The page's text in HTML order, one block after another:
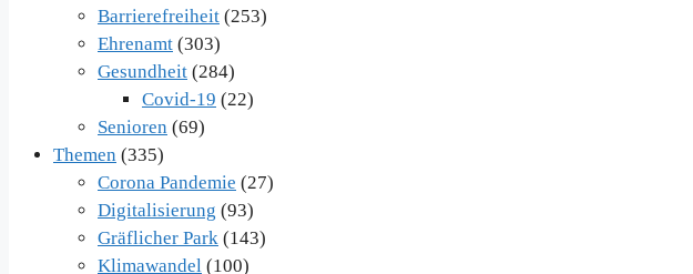
Barrierefreiheit (253)
Ehrenamt (303)
Gesundheit (284)
Covid-19 (22)
Senioren (69)
Themen (335)
Corona Pandemie (27)
Digitalisierung (93)
Gräflicher Park (143)
Klimawandel (100)